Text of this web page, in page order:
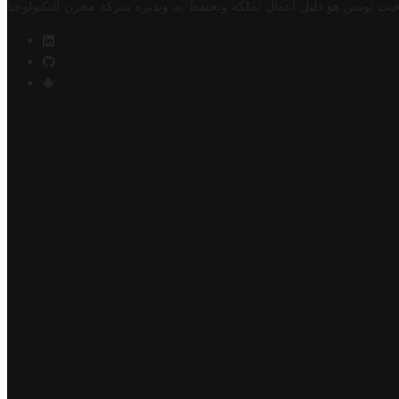
تونس هو دليل أعمال تملكه وتحتفظ به وتديره شركة مخزن التكنولوجيا